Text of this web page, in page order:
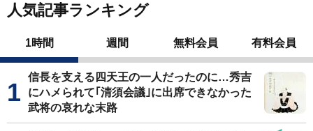
人気記事ランキング
1時間 週間 無料会員 有料会員
信長を支える四天王の一人だったのに…秀吉
にハメられて｢清須会議｣に出席できなかった
武将の哀れな末路